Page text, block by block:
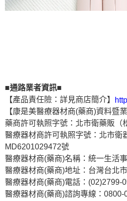
■通路業者資訊■
【產品責任險：詳見商店簡介】
【康是美醫療器材商(藥商)資料暨
藥商許可執照字號：北市衛藥販（
醫療器材商許可執照字號：北市衛
MD6201029472號
醫療器材商(藥商)名稱：統一生活
醫療器材商(藥商)地址：台灣台北
醫療器材商(藥商)電話：(02)2799-
醫療器材商(藥商)諮詢專線：0800-